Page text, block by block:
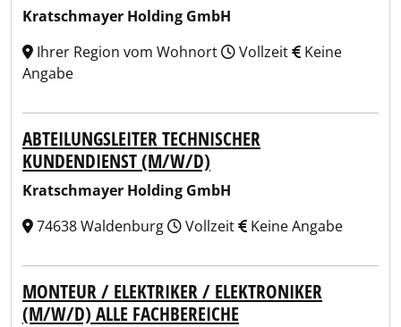
Kratschmayer Holding GmbH
Ihrer Region vom Wohnort
Vollzeit
Keine
Angabe
ABTEILUNGSLEITER TECHNISCHER
KUNDENDIENST (M/W/D)
Kratschmayer Holding GmbH
74638 Waldenburg
Vollzeit Keine Angabe
MONTEUR / ELEKTRIKER / ELEKTRONIKER
(M/W/D) ALLE FACHBEREICHE